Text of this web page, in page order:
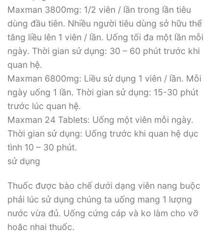
Maxman 3800mg: 1/2 viên / lần trong lần tiêu
dùng đầu tiên. Nhiều người tiêu dùng sở hữu thể
tăng liều lên 1 viên / lần. Uống tối đa một lần mỗi
ngày. Thời gian sử dụng: 30 – 60 phút trước khi
quan hệ.
Maxman 6800mg: Liều sử dụng 1 viên / lần. Mỗi
ngày uống 1 lần. Thời gian sử dụng: 15-30 phút
trước lúc quan hệ.
Maxman 24 Tablets: Uống một viên mỗi ngày.
Thời gian sử dụng: Uống trước khi quan hệ dục
tình 10 – 30 phút.
sử dụng
Thuốc được bào chế dưới dạng viên nang buộc
phải lúc sử dụng chúng ta uống mang 1 lượng
nước vừa đủ. Uống cứng cáp và ko làm cho vỡ
hoặc nhai thuốc.